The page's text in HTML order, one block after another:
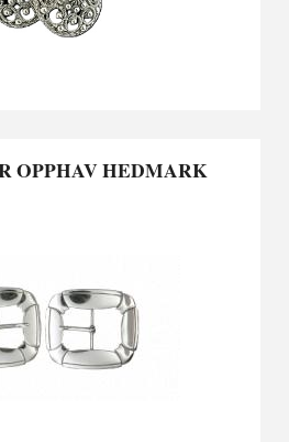
OPPHAV HEDMARK